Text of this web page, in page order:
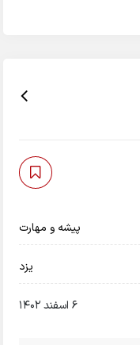
پیشه و مهارت
يزد
6 اسفند 1402